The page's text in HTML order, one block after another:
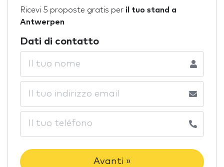
Ricevi 5 proposte gratis per il tuo stand a
Antwerpen
Dati di contatto
Avanti »